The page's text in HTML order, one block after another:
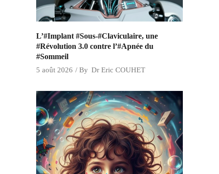
L’#Implant #Sous-#Claviculaire, une
#Révolution 3.0 contre l’#Apnée du
#Sommeil
5 août 2026 By Dr Eric COUHET